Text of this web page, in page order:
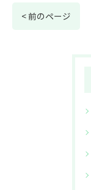
< 前のページ